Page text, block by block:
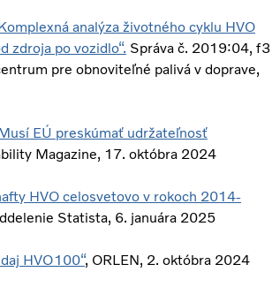
analýza životného cyklu HVO
zdroja po vozidlo“. Správa č. 2019:04, f3
pre obnoviteľné palivá v doprave,
EÚ preskúmať udržateľnosť
Magazine, 17. októbra 2024
HVO celosvetovo v rokoch 2014-
Statista, 6. januára 2025
HVO100“, ORLEN, 2. októbra 2024